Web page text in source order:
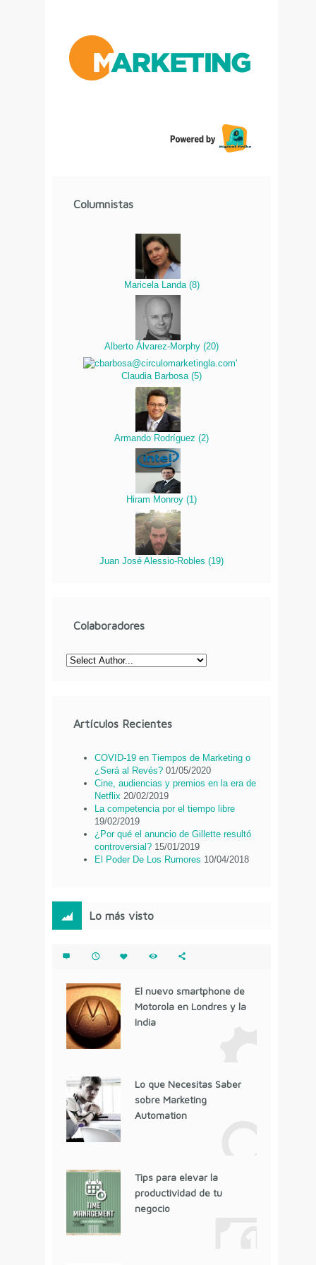
Columnistas
Maricela Landa (8)
Alberto Álvarez-Morphy (20)
Claudia Barbosa (5)
Armando Rodríguez (2)
Hiram Monroy (1)
Juan José Alessio-Robles (19)
Colaboradores
Artículos Recientes
COVID-19 en Tiempos de Marketing o
¿Será al Revés? 01/05/2020
Cine, audiencias y premios en la era de
Netflix 20/02/2019
La competencia por el tiempo libre
19/02/2019
¿Por qué el anuncio de Gillette resultó
controversial? 15/01/2019
El Poder De Los Rumores 10/04/2018
Lo más visto
El nuevo smartphone de
Motorola en Londres y la
India
Lo que Necesitas Saber
sobre Marketing
Automation
Tips para elevar la
productividad de tu
negocio